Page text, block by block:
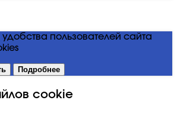
пользователей сайта
Подробнее
cookie